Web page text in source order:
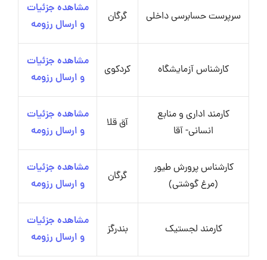
سرپرست حسابرسی داخلی گرگان
مشاهده جزئیات
و ارسال رزومه
کارشناس آزمایشگاه کردکوی
مشاهده جزئیات
و ارسال رزومه
کارمند اداری و منابع
انسانی- آقا
آق قلا
مشاهده جزئیات
و ارسال رزومه
کارشناس پرورش طیور
(مرغ گوشتی)
گرگان
مشاهده جزئیات
و ارسال رزومه
کارمند لجستیک بندرگز
مشاهده جزئیات
و ارسال رزومه